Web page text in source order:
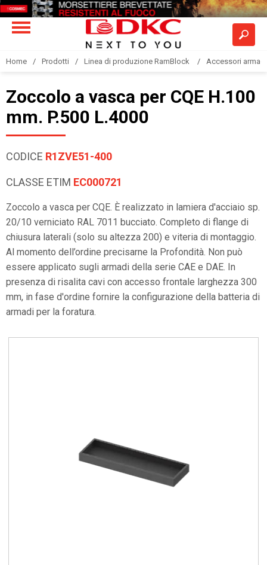
Home Prodotti Linea di produzione RamBlock Accessori armadi
Zoccolo a vasca per CQE H.100
mm. P.500 L.4000
CODICE R1ZVE51-400
CLASSE ETIM EC000721
Zoccolo a vasca per CQE. È realizzato in lamiera d'acciaio sp.
20/10 verniciato RAL 7011 bucciato. Completo di flange di
chiusura laterali (solo su altezza 200) e viteria di montaggio.
Al momento dell’ordine precisarne la Profondità. Non può
essere applicato sugli armadi della serie CAE e DAE. In
presenza di risalita cavi con accesso frontale larghezza 300
mm, in fase d'ordine fornire la configurazione della batteria di
armadi per la foratura.